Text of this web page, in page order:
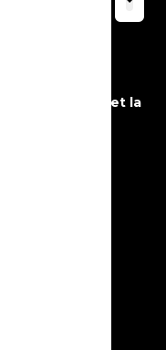
The Neon
sur Google et
service et la